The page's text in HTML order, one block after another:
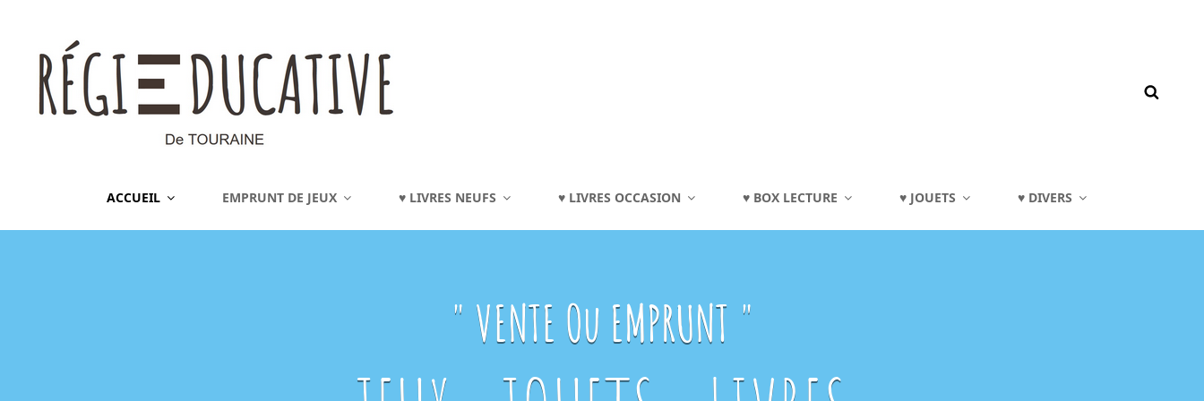
REGIE EDUCATIVE DE TOURAINE
ACCUEIL EMPRUNT DE JEUX ♥ LIVRES NEUFS ♥ LIVRES OCCASION ♥ BOX LECTURE ♥ JOUETS ♥ DIVERS
" VENTE Ou EMPRUNT "